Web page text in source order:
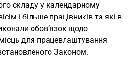
складу у календарному
і більше працівників та які в
обов’язок щодо
для працевлаштування
Законом.